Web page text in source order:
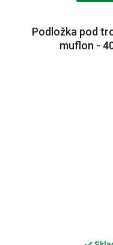
Podložka pod
muflon -